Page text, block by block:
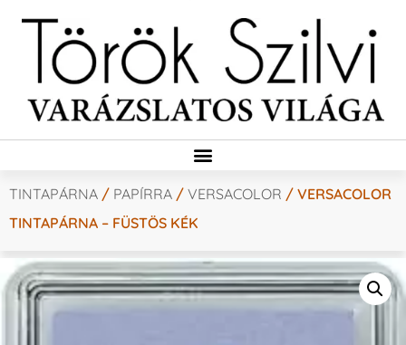
TINTAPÁRNA / PAPÍRRA / VERSACOLOR / VERSACOLOR
TINTAPÁRNA – FÜSTÖS KÉK